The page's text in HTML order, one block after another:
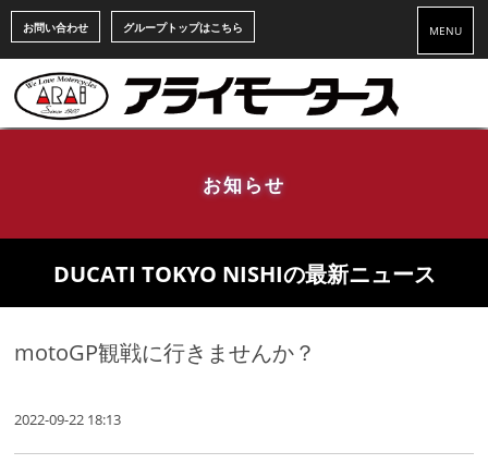
お問い合わせ グループトップはこちら MENU
お知らせ
DUCATI TOKYO NISHIの最新ニュース
motoGP観戦に行きませんか？
2022-09-22 18:13